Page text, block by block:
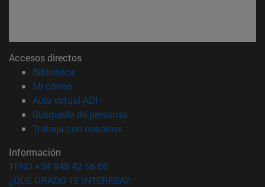
Accesos directos
Biblioteca
Mi correo(abre en nueva ventana)
Aula virtual ADI
Búsqueda de personas(abre en nueva ventana)
Trabaja con nosotros(abre en nueva ventana)
Información
TFNO +34 948 42 56 00
¿QUÉ GRADO TE INTERESA?